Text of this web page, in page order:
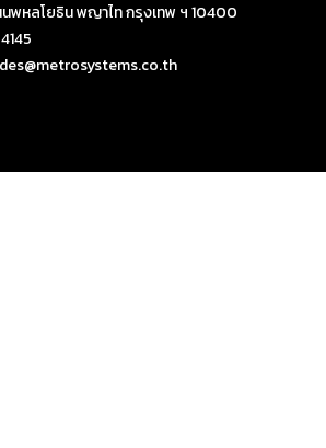
นพหลโยธิน พญาไท กรุงเทพ ฯ 10400